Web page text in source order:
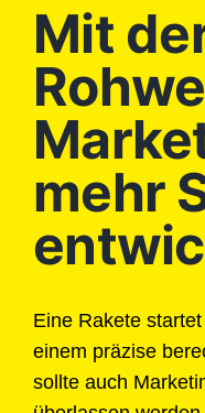
Mit
mehr
Eine Rakete
einem präzise
sollte auch